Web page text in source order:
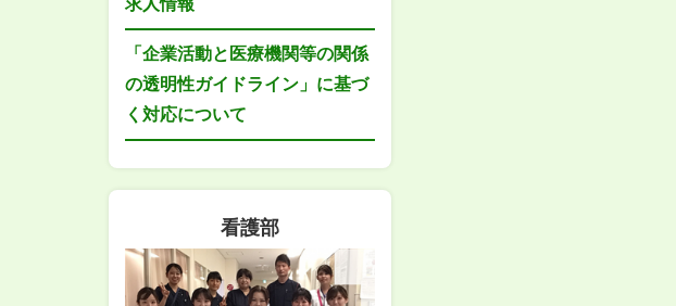
求人情報
「企業活動と医療機関等の関係
の透明性ガイドライン」に基づ
く対応について
看護部